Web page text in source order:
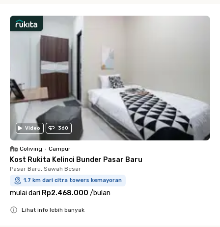
Video 360
Coliving • Campur
Kost Rukita Kelinci Bunder Pasar Baru
Pasar Baru, Sawah Besar
1.7 km dari citra towers kemayoran
mulai dari Rp2.468.000 /bulan
Lihat info lebih banyak